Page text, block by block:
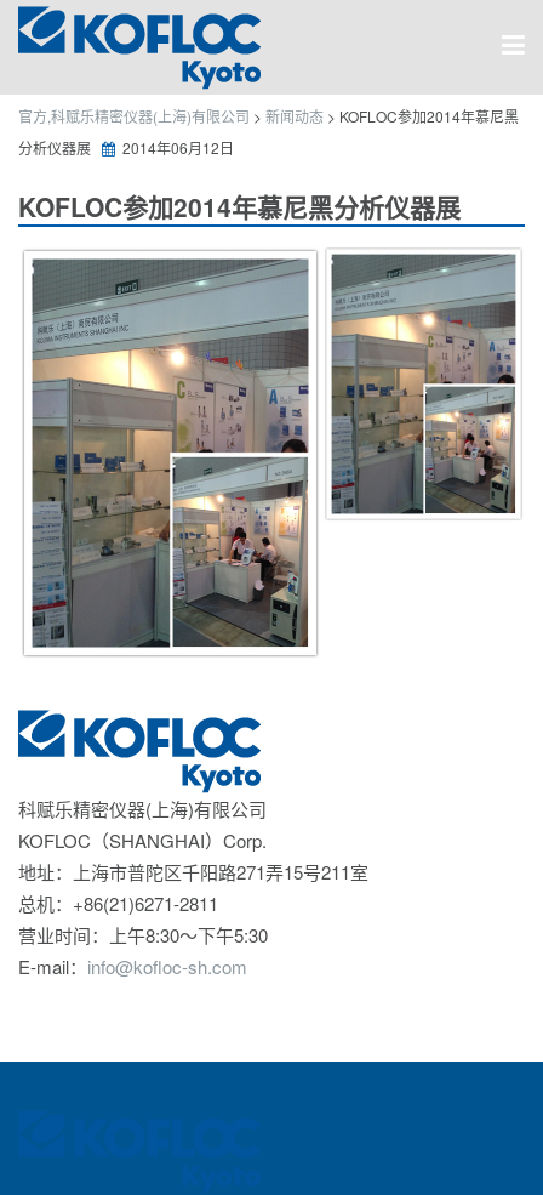
官方,科赋乐精密仪器(上海)有限公司 > 新闻动态 > KOFLOC参加2014年慕尼黑
分析仪器展
2014年06月12日
KOFLOC参加2014年慕尼黑分析仪器展
科赋乐精密仪器(上海)有限公司
KOFLOC（SHANGHAI）Corp.
地址：上海市普陀区千阳路271弄15号211室
总机：+86(21)6271-2811
营业时间：上午8:30～下午5:30
E-mail： info@kofloc-sh.com